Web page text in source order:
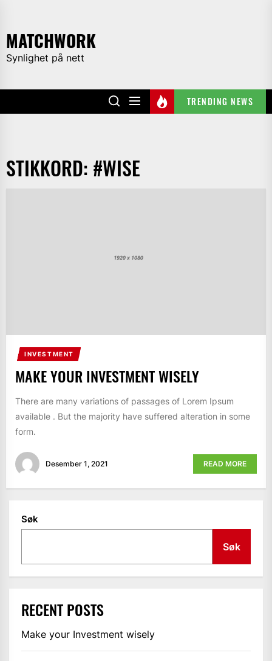
the
content
MATCHWORK
Synlighet på nett
TRENDING NEWS
STIKKORD: #WISE
INVESTMENT
MAKE YOUR INVESTMENT WISELY
There are many variations of passages of Lorem Ipsum
available . But the majority have suffered alteration in some
form.
Desember 1, 2021 READ MORE
Søk
Søk
RECENT POSTS
Make your Investment wisely